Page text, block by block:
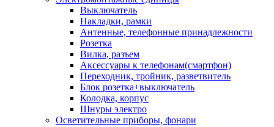
Выключатель
Накладки, рамки
Антенные, телефонные принадлежности
Розетка
Вилка, разъем
Аксессуары к телефонам(смартфон)
Переходник, тройник, разветвитель
Блок розетка+выключатель
Колодка, корпус
Шнуры электро
Осветительные приборы, фонари